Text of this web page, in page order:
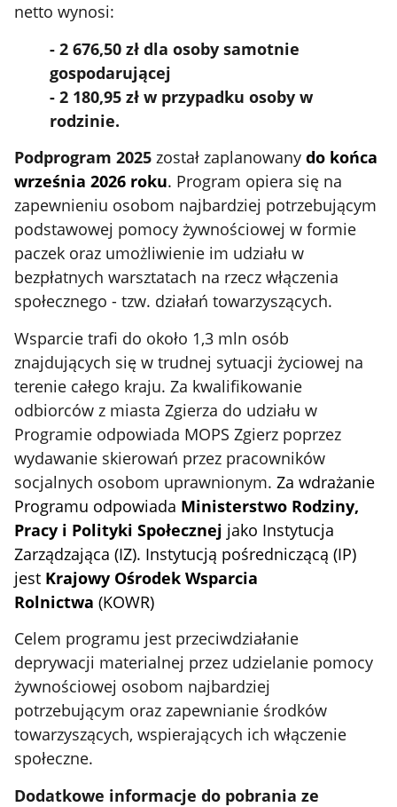
netto wynosi:
- 2 676,50 zł dla osoby samotnie
gospodarującej
- 2 180,95 zł w przypadku osoby w
rodzinie.
Podprogram 2025został zaplanowany do końca
września 2026 roku. Program opiera się na
zapewnieniu osobom najbardziej potrzebującym
podstawowej pomocy żywnościowej w formie
paczek oraz umożliwienie im udziału w
bezpłatnych warsztatach na rzecz włączenia
społecznego - tzw. działań towarzyszących.
Wsparcie trafi do około 1,3 mln osób
znajdujących się w trudnej sytuacji życiowej na
terenie całego kraju. Za kwalifikowanie
odbiorców z miasta Zgierza do udziału w
Programie odpowiada MOPS Zgierz poprzez
wydawanie skierowań przez pracowników
socjalnych osobom uprawnionym. Za wdrażanie
Programu odpowiada Ministerstwo Rodziny,
Pracy i Polityki Społecznej jako Instytucja
Zarządzająca (IZ). Instytucją pośredniczącą (IP)
jest Krajowy Ośrodek Wsparcia
Rolnictwa (KOWR)
Celem programu jest przeciwdziałanie
deprywacji materialnej przez udzielanie pomocy
żywnościowej osobom najbardziej
potrzebującym oraz zapewnianie środków
towarzyszących, wspierających ich włączenie
społeczne.
Dodatkowe informacje do pobrania ze